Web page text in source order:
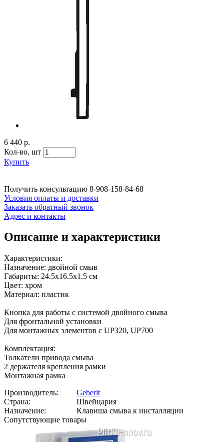
6 440 р.
Кол-во, шт
Купить
Получить консультацию 8-908-158-84-68
Условия оплаты и доставки
Заказать обратный звонок
Адрес и контакты
Описание и характеристики
Характеристики:
Назначение: двойной смыв
Габариты: 24.5х16.5х1.5 см
Цвет: хром
Материал: пластик
Кнопка для работы с системой двойного смыва
Для фронтальной установки
Для монтажных элементов с UP320, UP700
Комплектация:
Толкатели привода смыва
2 держателя крепления рамки
Монтажная рамка
Производитель:
Geberit
Страна:
Швейцария
Назначение:
Клавиша смыва к инсталляции
Сопутствующие товары